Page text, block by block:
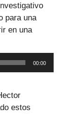
para una
en una
00:00
estos